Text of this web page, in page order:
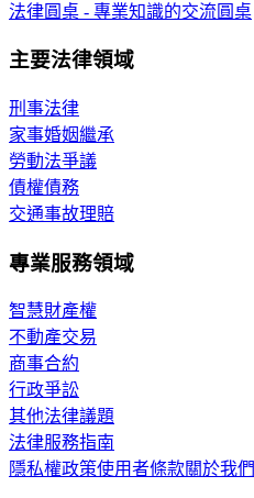
法律圓桌 - 專業知識的交流圓桌
主要法律領域
刑事法律
家事婚姻繼承
勞動法爭議
債權債務
交通事故理賠
專業服務領域
智慧財產權
不動產交易
商事合約
行政爭訟
其他法律議題
法律服務指南
隱私權政策使用者條款關於我們